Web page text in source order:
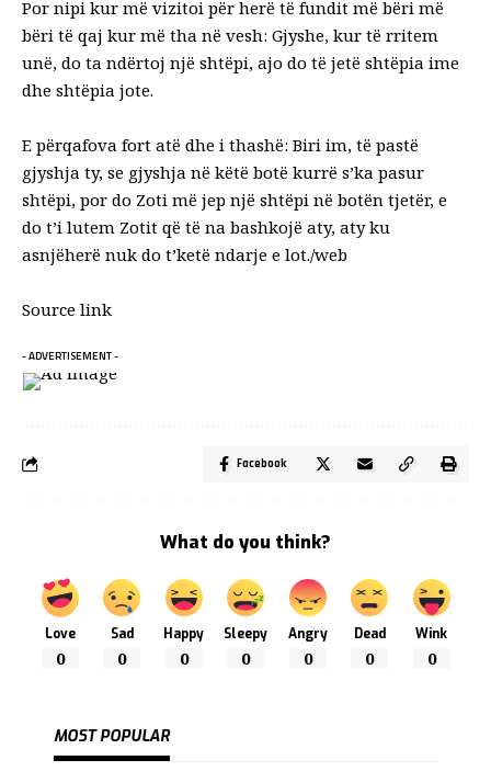
Por nipi kur më vizitoi për herë të fundit më bëri më
bëri të qaj kur më tha në vesh: Gjyshe, kur të rritem
unë, do ta ndërtoj një shtëpi, ajo do të jetë shtëpia ime
dhe shtëpia jote.
E përqafova fort atë dhe i thashë: Biri im, të pastë
gjyshja ty, se gjyshja në këtë botë kurrë s’ka pasur
shtëpi, por do Zoti më jep një shtëpi në botën tjetër, e
do t’i lutem Zotit që të na bashkojë aty, aty ku
asnjëherë nuk do t’ketë ndarje e lot./web
Source link
- ADVERTISEMENT -
Facebook
What do you think?
Love
0
Sad
0
Happy
0
Sleepy
0
Angry
0
Dead
0
Wink
0
MOST POPULAR